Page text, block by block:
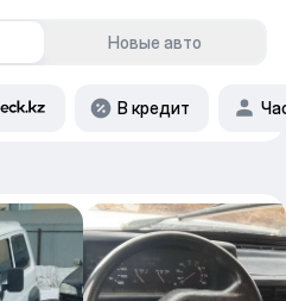
Новые авто
В кредит